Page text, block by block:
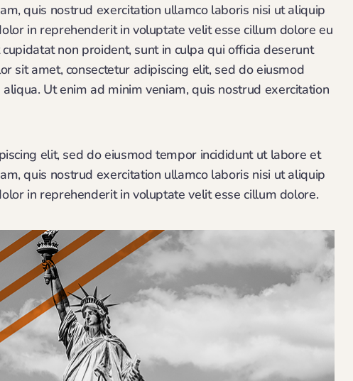
quis nostrud exercitation ullamco laboris nisi ut aliquip
in reprehenderit in voluptate velit esse cillum dolore eu
non proident, sunt in culpa qui officia deserunt
sit amet, consectetur adipiscing elit, sed do eiusmod
Ut enim ad minim veniam, quis nostrud exercitation
elit, sed do eiusmod tempor incididunt ut labore et
quis nostrud exercitation ullamco laboris nisi ut aliquip
in reprehenderit in voluptate velit esse cillum dolore.